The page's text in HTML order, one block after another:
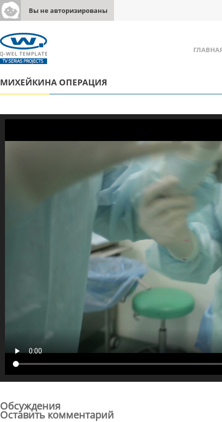
Вы не авторизированы
МИХЕЙКИНА ОПЕРАЦИЯ
Обсуждения
Оставить комментарий